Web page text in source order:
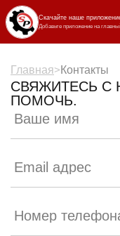
Главная> Контакты
СВЯЖИТЕСЬ С
ПОМОЧЬ.